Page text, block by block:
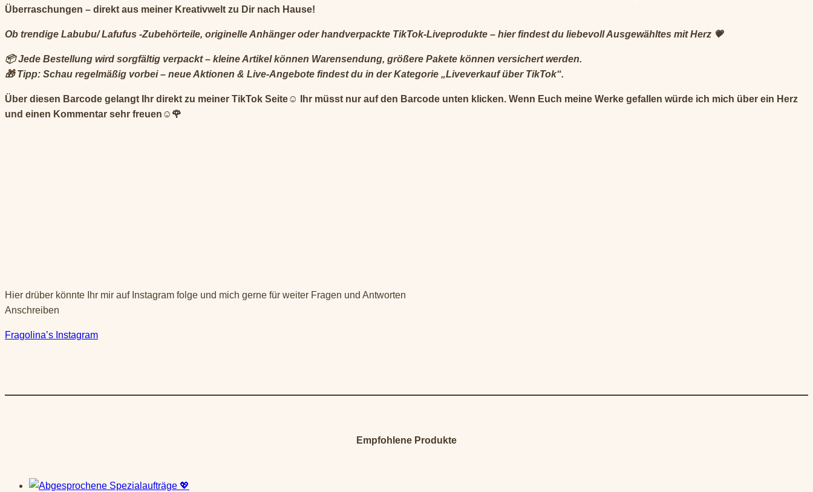
Überraschungen – direkt aus meiner Kreativwelt zu Dir nach Hause!
Ob trendige Labubu/ Lafufus -Zubehörteile, originelle Anhänger oder handverpackte TikTok-Liveprodukte – hier findest du liebevoll Ausgewähltes mit Herz 💗
📦 Jede Bestellung wird sorgfältig verpackt – kleine Artikel können Warensendung, größere Pakete können versichert werden.
🎁 Tipp: Schau regelmäßig vorbei – neue Aktionen & Live-Angebote findest du in der Kategorie „Liveverkauf über TikTok“.
Über diesen Barcode gelangt Ihr direkt zu meiner TikTok Seite☺️ Ihr müsst nur auf den Barcode unten klicken. Wenn Euch meine Werke gefallen würde ich mich über ein Herz
und einen Kommentar sehr freuen☺️🌹
Hier drüber könnte Ihr mir auf Instagram folge und mich gerne für weiter Fragen und Antworten
Anschreiben
Fragolina’s Instagram
Empfohlene Produkte